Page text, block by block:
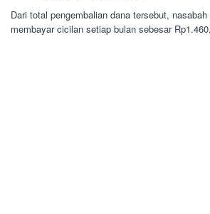
Dari total pengembalian dana tersebut,
membayar cicilan setiap bulan sebesar